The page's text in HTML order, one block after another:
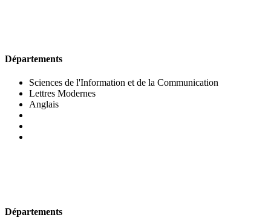
Départements
Sciences de l'Information et de la Communication
Lettres Modernes
Anglais
Départements